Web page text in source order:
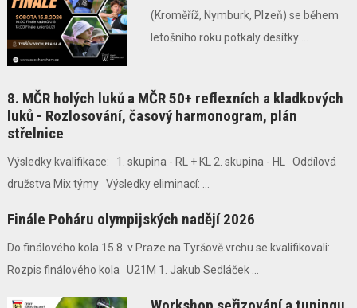
(Kroměříž, Nymburk, Plzeň) se během
letošního roku potkaly desítky ...
8. MČR holých luků a MČR 50+ reflexních a kladkových
luků - Rozlosování, časový harmonogram, plán
střelnice
Výsledky kvalifikace: 1. skupina - RL + KL 2. skupina - HL Oddílová
družstva Mix týmy Výsledky eliminací: ...
Finále Poháru olympijských nadějí 2026
Do finálového kola 15.8. v Praze na Tyršově vrchu se kvalifikovali:
Rozpis finálového kola U21M 1. Jakub Sedláček ...